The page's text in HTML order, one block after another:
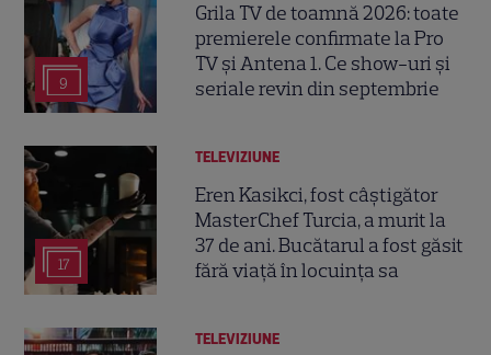
9
Grila TV de toamnă 2026: toate
premierele confirmate la Pro
TV și Antena 1. Ce show-uri și
seriale revin din septembrie
17
TELEVIZIUNE
Eren Kasikci, fost câștigător
MasterChef Turcia, a murit la
37 de ani. Bucătarul a fost găsit
fără viață în locuința sa
TELEVIZIUNE